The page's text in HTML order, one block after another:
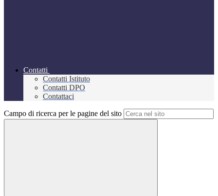
Contatti
Contatti Istituto
Contatti DPO
Contattaci
Campo di ricerca per le pagine del sito